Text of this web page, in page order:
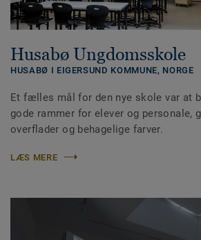
Husabø Ungdomsskole
HUSABØ I EIGERSUND KOMMUNE, NORGE
Et fælles mål for den nye skole var at
gode rammer for elever og personale,
overflader og behagelige farver.
LÆS MERE